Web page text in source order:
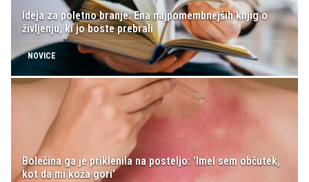
Ideja za poletno branje: Ena najpomembnejših knjig o
življenju, ki jo boste prebrali
NOVICE
Bolečina ga je priklenila na posteljo: 'Imel sem občutek,
kot da mi koža gori'